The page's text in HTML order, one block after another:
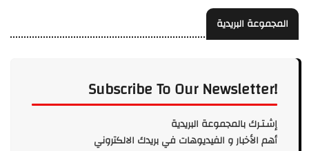
المجموعة البريدية
Subscribe To Our Newsletter!
إشـتـرك بالمجموعة البريدية
أهم الأخبار و الفيديوهات في بريدك الالكتروني